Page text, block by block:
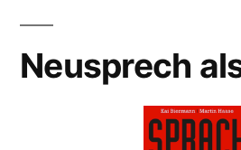
Neusprech